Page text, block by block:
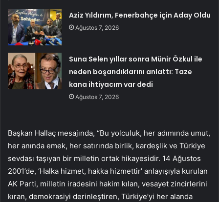
Aziz Yıldırım, Fenerbahçe için Aday Oldu
Ağustos 7, 2026
Suna Selen yıllar sonra Münir Özkul ile
neden boşandıklarını anlattı: Taze
kana ihtiyacım var dedi
Ağustos 7, 2026
Başkan Hallaç mesajında, “Bu yolculuk, her adımında umut,
her anında emek, her satırında birlik, kardeşlik ve Türkiye
sevdası taşıyan bir milletin ortak hikayesidir. 14 Ağustos
2001’de, ‘Halka hizmet, hakka hizmettir’ anlayışıyla kurulan
AK Parti, milletin iradesini hakim kılan, vesayet zincirlerini
kıran, demokrasiyi derinleştiren, Türkiye’yi her alanda